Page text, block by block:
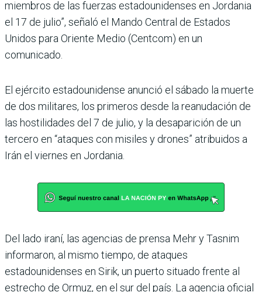
miembros de las fuerzas estadounidenses en Jordania
el 17 de julio”, señaló el Mando Central de Estados
Unidos para Oriente Medio (Centcom) en un
comunicado.
El ejército estadounidense anunció el sábado la muerte
de dos militares, los primeros desde la reanudación de
las hostilidades del 7 de julio, y la desaparición de un
tercero en “ataques con misiles y drones” atribuidos a
Irán el viernes en Jordania.
Del lado iraní, las agencias de prensa Mehr y Tasnim
informaron, al mismo tiempo, de ataques
estadounidenses en Sirik, un puerto situado frente al
estrecho de Ormuz, en el sur del país. La agencia oficial